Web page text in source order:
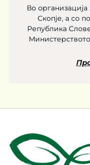
Во
Скопје, а со
Република